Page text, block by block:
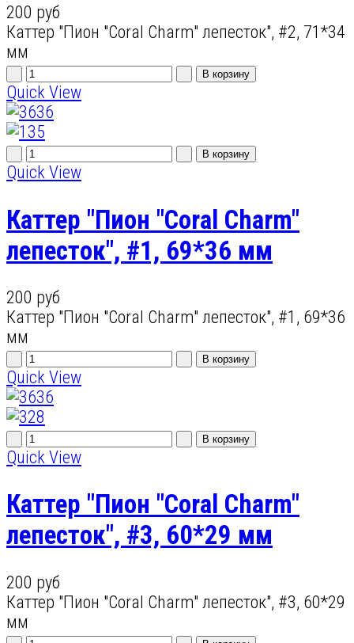
200 руб
Каттер "Пион "Coral Charm" лепесток", #2, 71*34
мм
Quick View
Quick View
Каттер "Пион "Coral Charm"
лепесток", #1, 69*36 мм
200 руб
Каттер "Пион "Coral Charm" лепесток", #1, 69*36
мм
Quick View
Quick View
Каттер "Пион "Coral Charm"
лепесток", #3, 60*29 мм
200 руб
Каттер "Пион "Coral Charm" лепесток", #3, 60*29
мм